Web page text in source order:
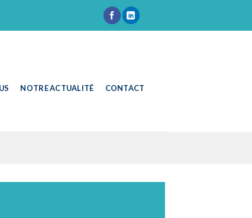
NOTRE ACTUALITÉ CONTACT